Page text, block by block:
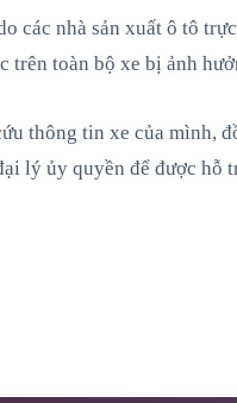
các nhà sản xuất ô tô
trên toàn bộ xe bị ảnh
thông tin xe của mình,
lý ủy quyền để được